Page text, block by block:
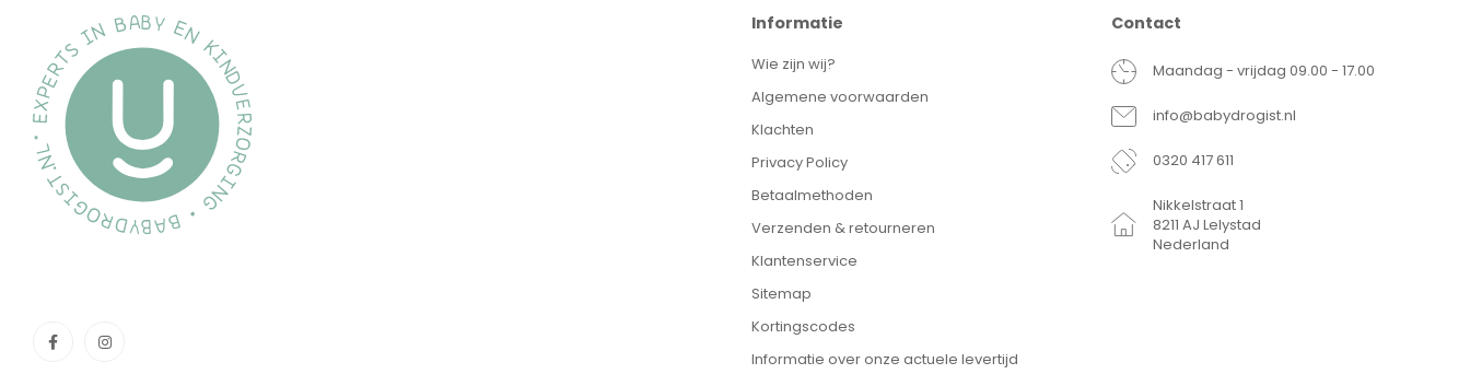
Informatie
Wie zijn wij?
Algemene voorwaarden
Klachten
Privacy Policy
Betaalmethoden
Verzenden & retourneren
Klantenservice
Sitemap
Kortingscodes
Informatie over onze actuele levertijd
Contact
Maandag - vrijdag 09.00 - 17.00
info@babydrogist.nl
0320 417 611
Nikkelstraat 1
8211 AJ Lelystad
Nederland